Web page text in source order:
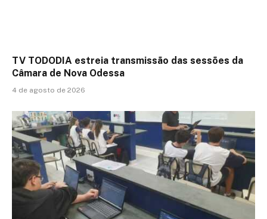
TV TODODIA estreia transmissão das sessões da
Câmara de Nova Odessa
4 de agosto de 2026